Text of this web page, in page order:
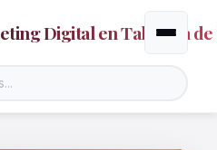
Digital en Talavera de
Alternar